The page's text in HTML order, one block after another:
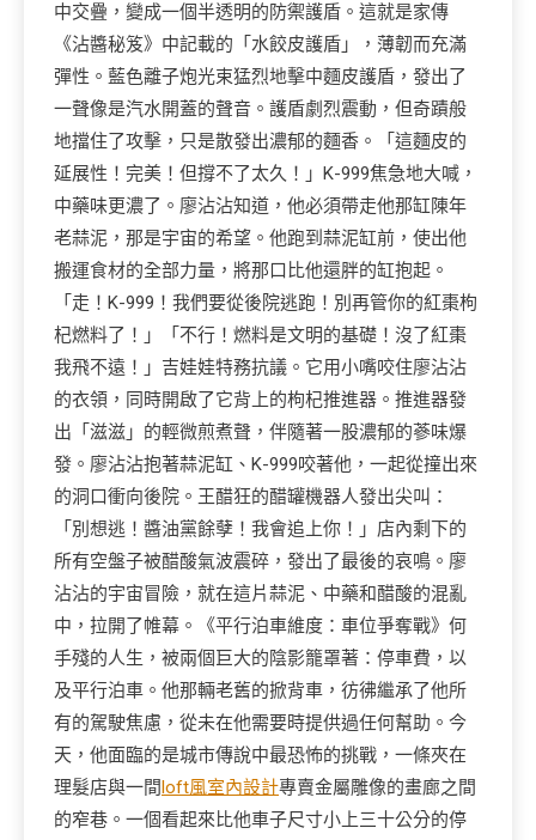
中交疊，變成一個半透明的防禦護盾。這就是家傳
《沾醬秘笈》中記載的「水餃皮護盾」，薄韌而充滿
彈性。藍色離子炮光束猛烈地擊中麵皮護盾，發出了
一聲像是汽水開蓋的聲音。護盾劇烈震動，但奇蹟般
地擋住了攻擊，只是散發出濃郁的麵香。「這麵皮的
延展性！完美！但撐不了太久！」K-999焦急地大喊，
中藥味更濃了。廖沾沾知道，他必須帶走他那缸陳年
老蒜泥，那是宇宙的希望。他跑到蒜泥缸前，使出他
搬運食材的全部力量，將那口比他還胖的缸抱起。
「走！K-999！我們要從後院逃跑！別再管你的紅棗枸
杞燃料了！」「不行！燃料是文明的基礎！沒了紅棗
我飛不遠！」吉娃娃特務抗議。它用小嘴咬住廖沾沾
的衣領，同時開啟了它背上的枸杞推進器。推進器發
出「滋滋」的輕微煎煮聲，伴隨著一股濃郁的蔘味爆
發。廖沾沾抱著蒜泥缸、K-999咬著他，一起從撞出來
的洞口衝向後院。王醋狂的醋罐機器人發出尖叫：
「別想逃！醬油黨餘孽！我會追上你！」店內剩下的
所有空盤子被醋酸氣波震碎，發出了最後的哀鳴。廖
沾沾的宇宙冒險，就在這片蒜泥、中藥和醋酸的混亂
中，拉開了帷幕。《平行泊車維度：車位爭奪戰》何
手殘的人生，被兩個巨大的陰影籠罩著：停車費，以
及平行泊車。他那輛老舊的掀背車，彷彿繼承了他所
有的駕駛焦慮，從未在他需要時提供過任何幫助。今
天，他面臨的是城市傳說中最恐怖的挑戰，一條夾在
理髮店與一間loft風室內設計專賣金屬雕像的畫廊之間
的窄巷。一個看起來比他車子尺寸小上三十公分的停